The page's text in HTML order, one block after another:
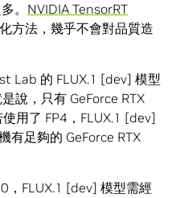
。 NVIDIA TensorRT
方法，幾乎不會對品質造
Lab 的 FLUX.1 [dev] 模型
說，只有 GeForce RTX
用了 FP4，FLUX.1 [dev]
有足夠的 GeForce RTX
，FLUX.1 [dev] 模型需經